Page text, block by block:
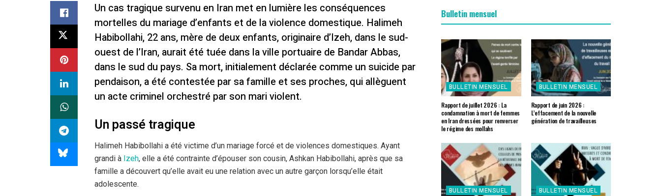
Un cas tragique survenu en Iran met en lumière les conséquences
mortelles du mariage d’enfants et de la violence domestique. Halimeh
Habibollahi, 22 ans, mère de deux enfants, originaire d’Izeh, dans le sud-
ouest de l’Iran, aurait été tuée dans la ville portuaire de Bandar Abbas,
dans le sud du pays. Sa mort, initialement déclarée comme un suicide par
pendaison, a été contestée par sa famille et ses proches, qui allèguent
un acte criminel orchestré par son mari violent.
Un passé tragique
Halimeh Habibollahi a été victime d’un mariage forcé et de violences domestiques. Ayant
grandi à Izeh, elle a été contrainte d’épouser son cousin, Ashkan Habibollahi, après que sa
famille a découvert qu’elle avait eu une relation avec un autre garçon lorsqu’elle était
adolescente.
Bulletin mensuel
BULLETIN MENSUEL
Rapport de juillet 2026 : La
condamnation à mort de femmes
en Iran dressées pour renverser
le régime des mollahs
BULLETIN MENSUEL
Rapport de juin 2026 :
L’effacement de la nouvelle
génération de travailleuses
BULLETIN MENSUEL BULLETIN MENSUEL